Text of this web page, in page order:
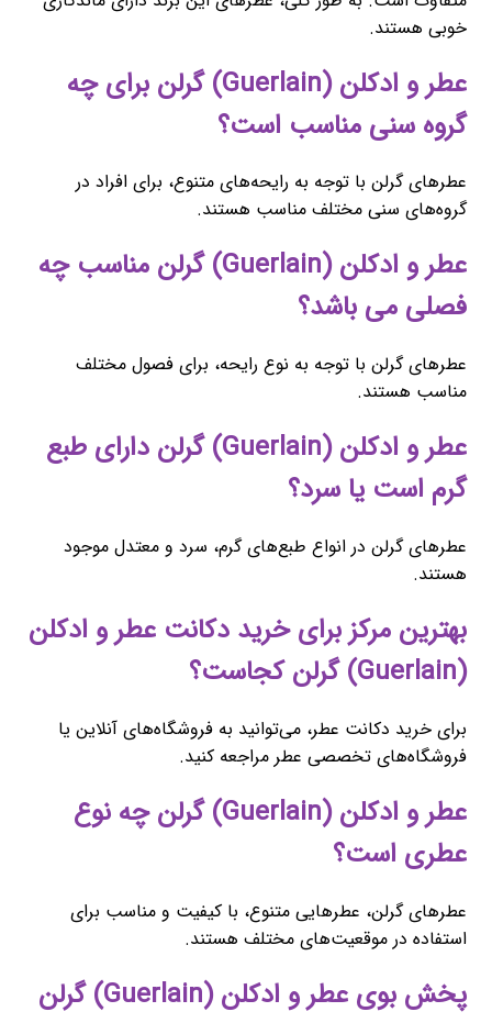
خوبی هستند.
عطر و ادکلن (Guerlain) گرلن برای چه
گروه سنی مناسب است؟
عطرهای گرلن با توجه به رایحه‌های متنوع، برای افراد در
گروه‌های سنی مختلف مناسب هستند.
عطر و ادکلن (Guerlain) گرلن مناسب چه
فصلی می باشد؟
عطرهای گرلن با توجه به نوع رایحه، برای فصول مختلف
مناسب هستند.
عطر و ادکلن (Guerlain) گرلن دارای طبع
گرم است یا سرد؟
عطرهای گرلن در انواع طبع‌های گرم، سرد و معتدل موجود
هستند.
بهترین مرکز برای خرید دکانت عطر و ادکلن
(Guerlain) گرلن کجاست؟
برای خرید دکانت عطر، می‌توانید به فروشگاه‌های آنلاین یا
فروشگاه‌های تخصصی عطر مراجعه کنید.
عطر و ادکلن (Guerlain) گرلن چه نوع
عطری است؟
عطرهای گرلن، عطرهایی متنوع، با کیفیت و مناسب برای
استفاده در موقعیت‌های مختلف هستند.
پخش بوی عطر و ادکلن (Guerlain) گرلن